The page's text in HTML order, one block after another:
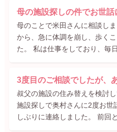
母の施設探しの件でお世話
母のことで米田さんに相談し
から、急に体調を崩し、歩く
た。 私は仕事をしており、毎
3度目のご相談でしたが、
叔父の施設の住み替えを検討
施設探しで奥村さんに2度お世
しぶりに連絡しました。 前回